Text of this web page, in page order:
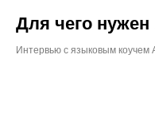
Для чего
Интервью с языковым